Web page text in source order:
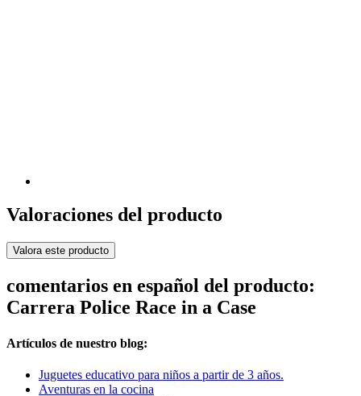
Valoraciones del producto
Valora este producto
comentarios en español del producto:
Carrera Police Race in a Case
Artículos de nuestro blog:
Juguetes educativo para niños a partir de 3 años.
Aventuras en la cocina